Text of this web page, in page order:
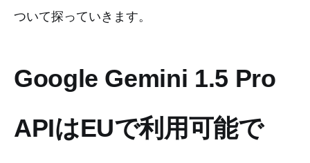
ついて探っていきます。
Google Gemini 1.5 Pro
APIはEUで利用可能で